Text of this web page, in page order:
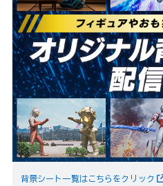
背景シート一覧はこちらをクリック